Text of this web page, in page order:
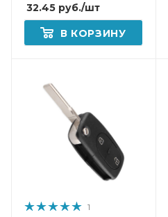
32.45 руб./шт
В КОРЗИНУ
1